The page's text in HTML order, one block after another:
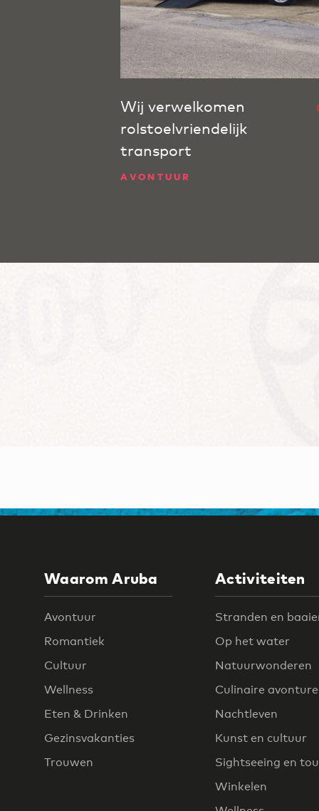
Wij verwelkomen
rolstoelvriendelijk
transport
AVONTUUR
Waarom Aruba
Avontuur
Romantiek
Cultuur
Wellness
Eten & Drinken
Gezinsvakanties
Trouwen
Activiteiten
Stranden en
Op het water
Natuurwonderen
Culinaire
Nachtleven
Kunst en cultuur
Sightseeing en
Winkelen